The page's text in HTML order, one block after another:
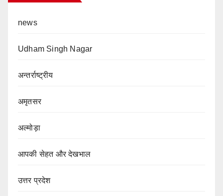
news
Udham Singh Nagar
अन्तर्राष्ट्रीय
अमृतसर
अल्मोड़ा
आपकी सेहत और देखभाल
उत्तर प्रदेश